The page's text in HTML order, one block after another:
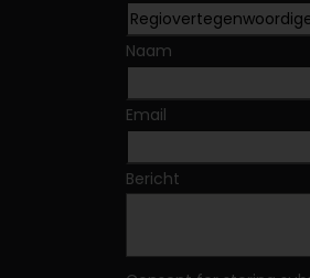
Naam
Email
Bericht